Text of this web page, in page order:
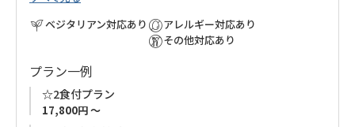
ベジタリアン対応あり
アレルギー対応あり
その他対応あり
プラン一例
☆2食付プラン
17,800円 ～